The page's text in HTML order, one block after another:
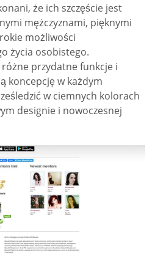
że ich szczęście jest
mężczyznami, pięknymi
możliwości
życia osobistego.
przydatne funkcje i
koncepcję w każdym
w ciemnych kolorach
designie i nowoczesnej